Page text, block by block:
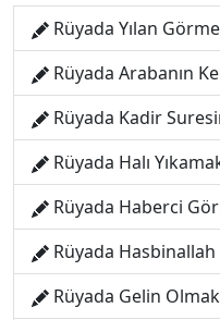
Rüyada Yılan
Rüyada Arabanın
Rüyada Kadir
Rüyada Halı
Rüyada Haberci
Rüyada
Rüyada Gelin Olmak